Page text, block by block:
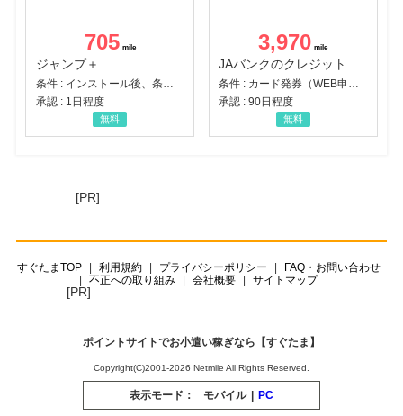
705
ジャンプ＋
承認 : 1日程度
無料
3,970
承認 : 90日程度
無料
[PR]
すぐたまTOP 利用規約 プライバシーポリシー
FAQ・お問い合わせ
不正への取り組み
会社概要 サイトマップ
[PR]
ポイントサイトでお小遣い稼ぎなら【すぐたま】
Copyright(C)2001-2026 Netmile All Rights Reserved.
表示モード： モバイル | PC